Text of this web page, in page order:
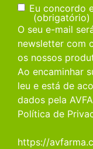
Consentimento
Eu concordo
(obrigatório)
O seu e-mail
newsletter com
os nossos
Ao encaminhar
leu e está de
dados pela
Política de
https://